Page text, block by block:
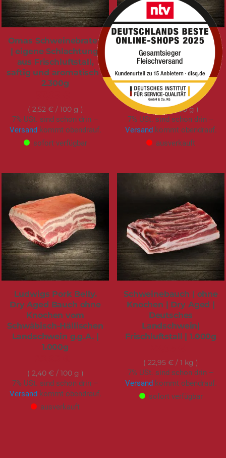
Omas Schweinebraten
| eigene Schlachtung,
aus Frischluftstall,
saftig und aromatisch |
2.300g
2,52 €/ 100 g
7% USt. sind schon drin –
Versand kommt obendrauf.
sofort verfügbar
Ludwigs
Knusperbauch [mit
Schwarte] |
Krustenbraten |
vorgegart | 1.300g
46,25 €
3,56 €/ 100 g
7% USt. sind schon drin –
Versand kommt obendrauf.
ausverkauft
Ludwigs Pork Belly.
Dry Aged Bauch ohne
Knochen vom
Schwäbisch-Hällischen
Landschwein g.g.A. |
1.000g
2,40 €/ 100 g
7% USt. sind schon drin –
Versand kommt obendrauf.
ausverkauft
Schweinebauch | ohne
Knochen | Dry Aged |
Deutsches
Landschwein|
Frischluftstall | 1.000g
22,95 € / 1 kg
7% USt. sind schon drin –
Versand kommt obendrauf.
sofort verfügbar